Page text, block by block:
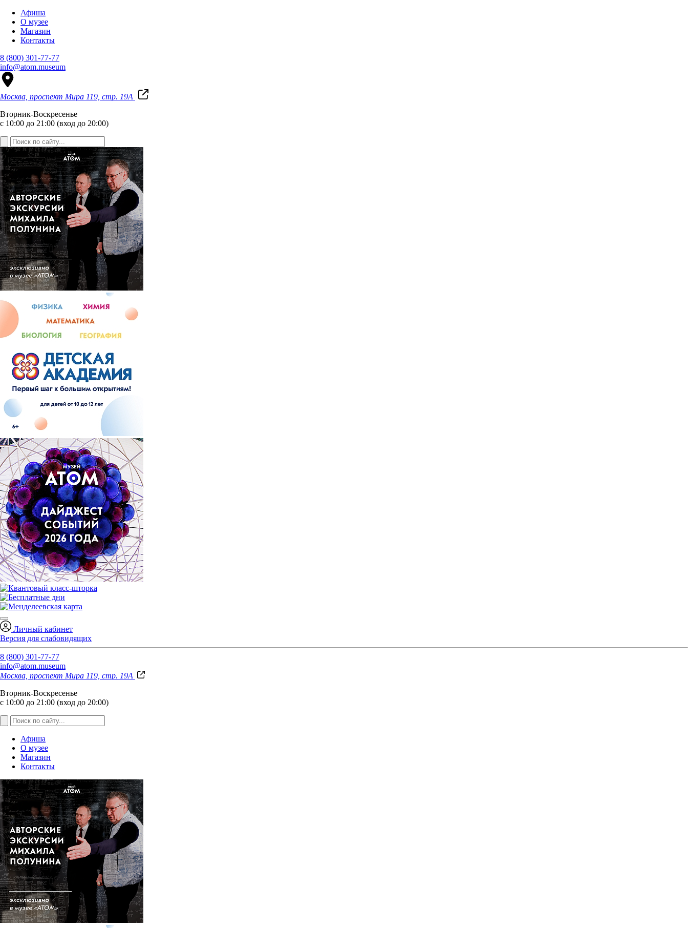
Афиша
О музее
Магазин
Контакты
8 (800) 301-77-77
info@atom.museum
Москва, проспект Мира 119, стр. 19А
Вторник-Воскресенье
с 10:00 до 21:00 (вход до 20:00)
Личный кабинет
Версия для слабовидящих
8 (800) 301-77-77
info@atom.museum
Москва, проспект Мира 119, стр. 19А
Вторник-Воскресенье
с 10:00 до 21:00 (вход до 20:00)
Афиша
О музее
Магазин
Контакты